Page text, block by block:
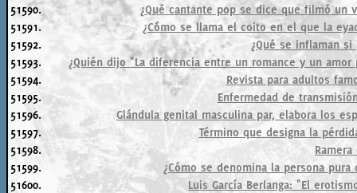
51590.
¿Qué cantante pop se dice que filmó un
51591.
¿Cómo se llama el coito en el que la
51592.
¿Qué se inflaman
51593.
¿Quién dijo "La diferencia entre un romance y un
51594.
Revista para adultos
51595.
Enfermedad de
51596.
Glándula genital masculina par, elabora los
51597.
Término que designa la
51598.
51599.
¿Cómo se denomina la persona
51600.
Luis García Berlanga: "El